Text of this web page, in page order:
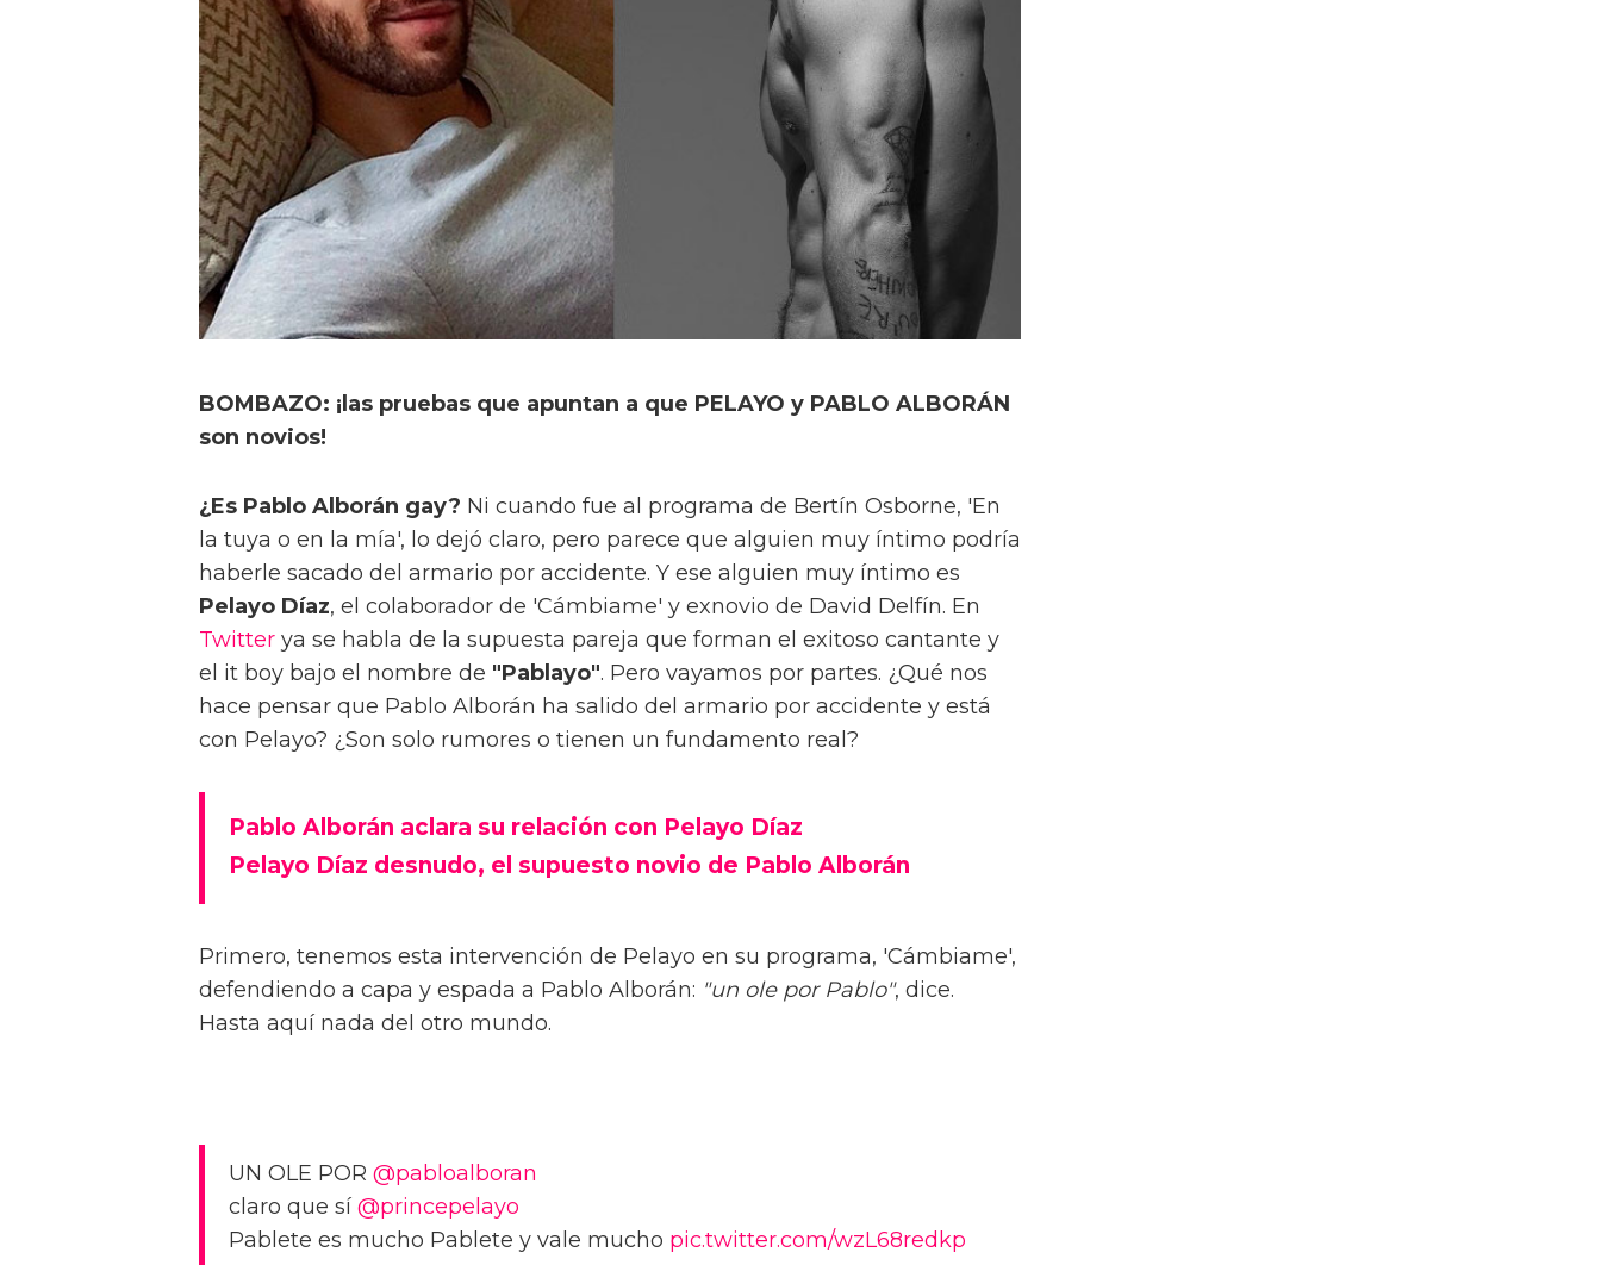
BOMBAZO: ¡las pruebas que apuntan a que PELAYO y PABLO ALBORÁN
son novios!
¿Es Pablo Alborán gay? Ni cuando fue al programa de Bertín Osborne, 'En
la tuya o en la mía', lo dejó claro, pero parece que alguien muy íntimo podría
haberle sacado del armario por accidente. Y ese alguien muy íntimo es
Pelayo Díaz, el colaborador de 'Cámbiame' y exnovio de David Delfín. En
Twitter ya se habla de la supuesta pareja que forman el exitoso cantante y
el it boy bajo el nombre de "Pablayo". Pero vayamos por partes. ¿Qué nos
hace pensar que Pablo Alborán ha salido del armario por accidente y está
con Pelayo? ¿Son solo rumores o tienen un fundamento real?
Pablo Alborán aclara su relación con Pelayo Díaz
Pelayo Díaz desnudo, el supuesto novio de Pablo Alborán
Primero, tenemos esta intervención de Pelayo en su programa, 'Cámbiame',
defendiendo a capa y espada a Pablo Alborán: "un ole por Pablo", dice.
Hasta aquí nada del otro mundo.
UN OLE POR @pabloalboran
claro que sí @princepelayo
Pablete es mucho Pablete y vale mucho pic.twitter.com/wzL68redkp